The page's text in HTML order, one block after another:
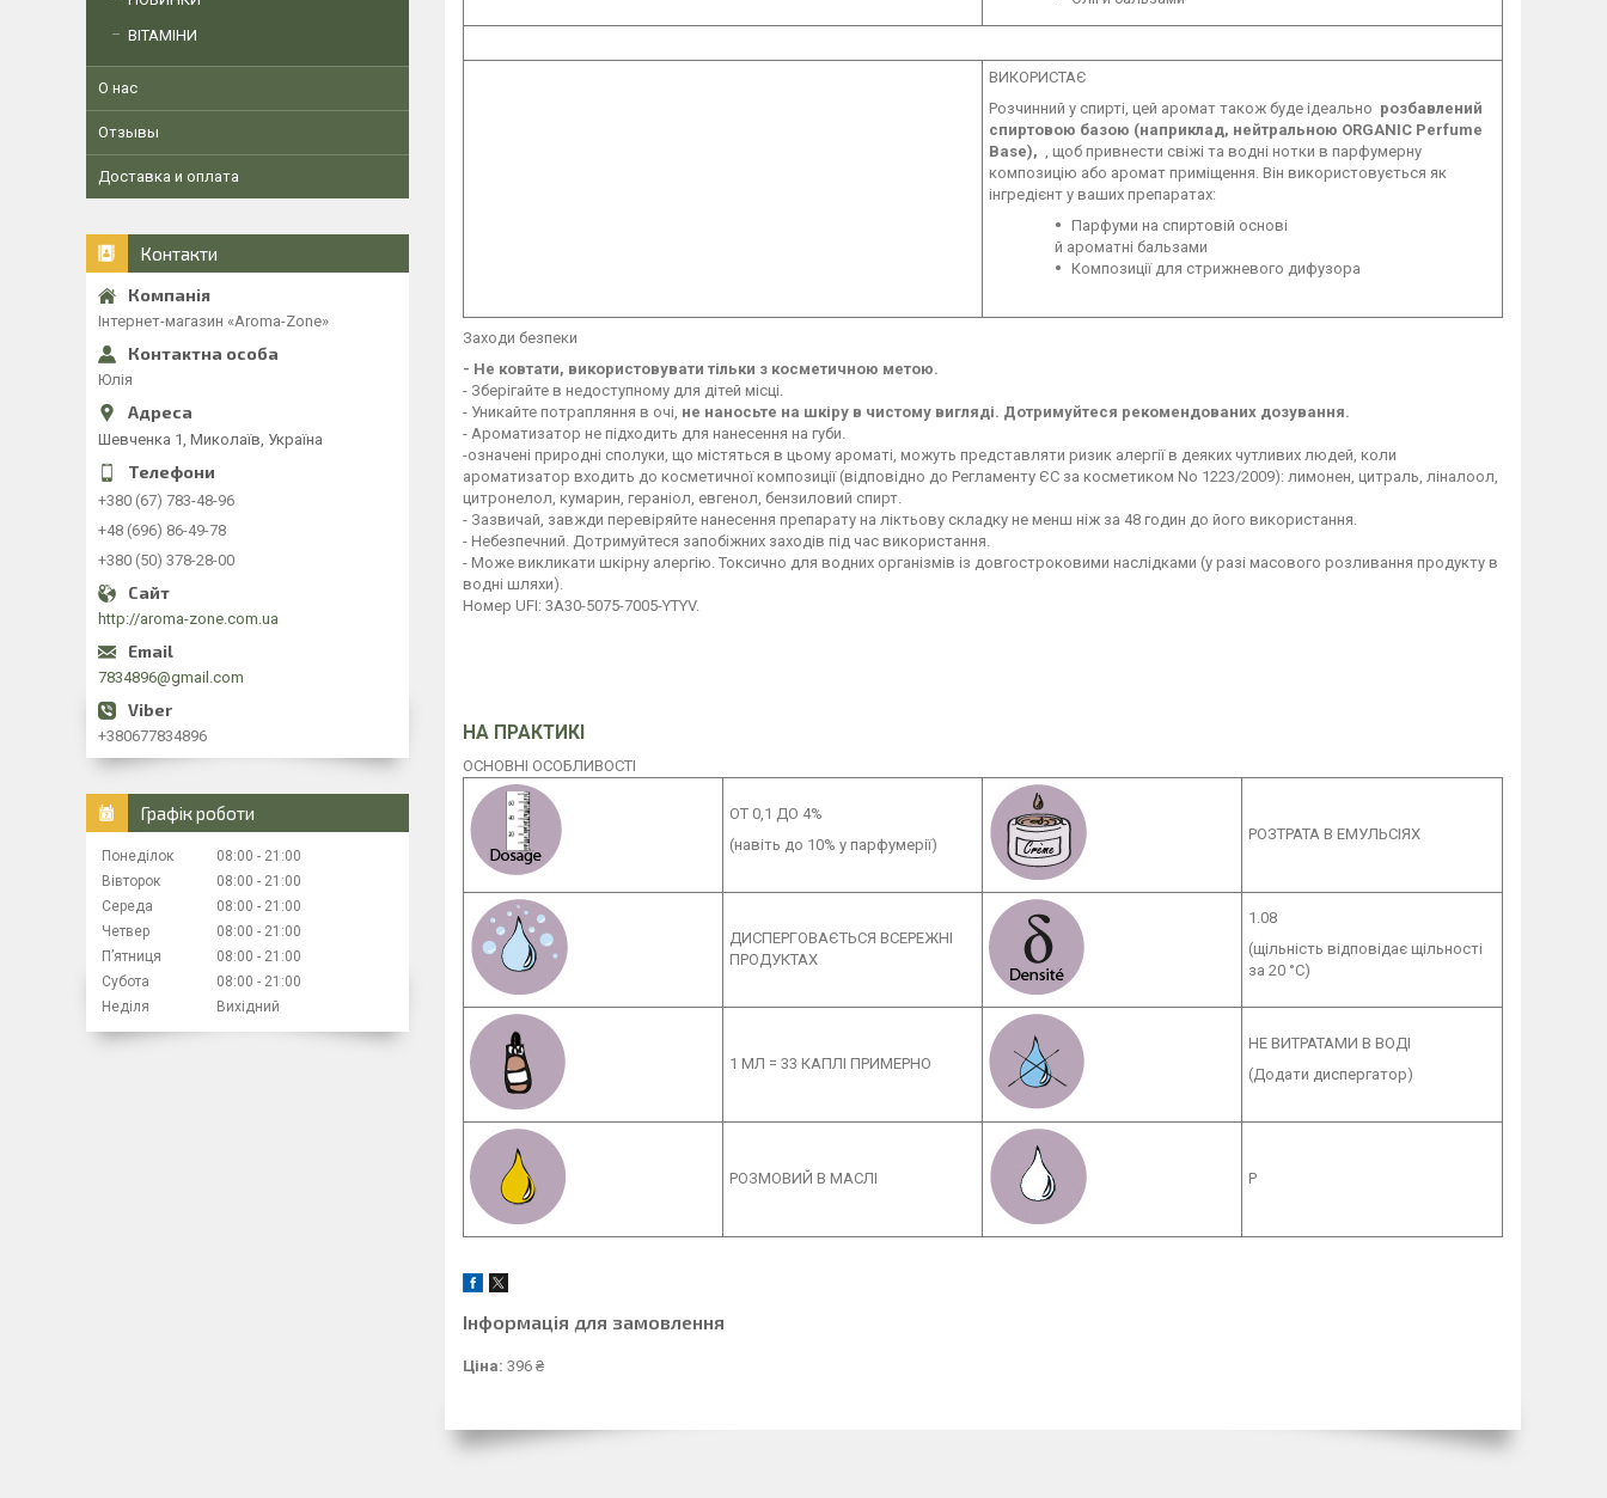
ВИКОРИСТАЄ
Розчинний у спирті, цей аромат також буде ідеально розбавлений
спиртовою базою (наприклад, нейтральною ORGANIC Perfume
Base), , щоб привнести свіжі та водні нотки в парфумерну
композицію або аромат приміщення. Він використовується як
інгредієнт у ваших препаратах:
Парфуми на спиртовій основі
й ароматні бальзами
Композиції для стрижневого дифузора
Заходи безпеки
- Не ковтати, використовувати тільки з косметичною метою.
- Зберігайте в недоступному для дітей місці.
- Уникайте потрапляння в очі, не наносьте на шкіру в чистому вигляді. Дотримуйтеся рекомендованих дозування.
- Ароматизатор не підходить для нанесення на губи.
-означені природні сполуки, що містяться в цьому ароматі, можуть представляти ризик алергії в деяких чутливих людей, коли
ароматизатор входить до косметичної композиції (відповідно до Регламенту ЄС за косметиком No 1223/2009): лимонен, цитраль, ліналоол,
цитронелол, кумарин, гераніол, евгенол, бензиловий спирт.
- Зазвичай, завжди перевіряйте нанесення препарату на ліктьову складку не менш ніж за 48 годин до його використання.
- Небезпечний. Дотримуйтеся запобіжних заходів під час використання.
- Може викликати шкірну алергію. Токсично для водних організмів із довгостроковими наслідками (у разі масового розливання продукту в
водні шляхи).
Номер UFI: 3A30-5075-7005-YTYV.
НА ПРАКТИКІ
ОСНОВНІ ОСОБЛИВОСТІ
ОТ 0,1 ДО 4%
(навіть до 10% у парфумерії)
РОЗТРАТА В ЕМУЛЬСІЯХ
ДИСПЕРГОВАЄТЬСЯ ВСЕРЕЖНІ
ПРОДУКТАХ
1.08
(щільність відповідає щільності
за 20 °C)
1 МЛ = 33 КАПЛІ ПРИМЕРНО
НЕ ВИТРАТАМИ В ВОДІ
(Додати диспергатор)
РОЗМОВИЙ В МАСЛІ Р
Інформація для замовлення
Ціна: 396 ₴
ВІТАМІНИ
О нас
Отзывы
Доставка и оплата
Контакти
Інтернет-магазин «Aroma-Zone»
Юлія
Шевченка 1, Миколаїв, Україна
+380 (67) 783-48-96
+48 (696) 86-49-78
+380 (50) 378-28-00
http://aroma-zone.com.ua
7834896@gmail.com
+380677834896
Графік роботи
Понеділок 08:00
21:00
Вівторок
08:00
21:00
Середа
08:00
21:00
Четвер
08:00
21:00
Пʼятниця
08:00
21:00
Субота
08:00
21:00
Неділя
Вихідний